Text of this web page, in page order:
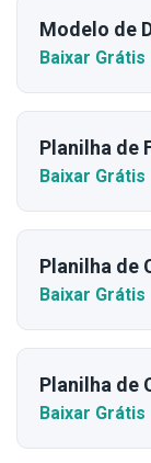
Modelo de
Baixar Grátis
Planilha de
Baixar Grátis
Planilha de
Baixar Grátis
Planilha de
Baixar Grátis